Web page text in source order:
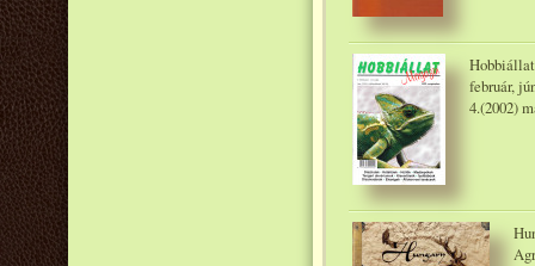
február,
4.(2002)